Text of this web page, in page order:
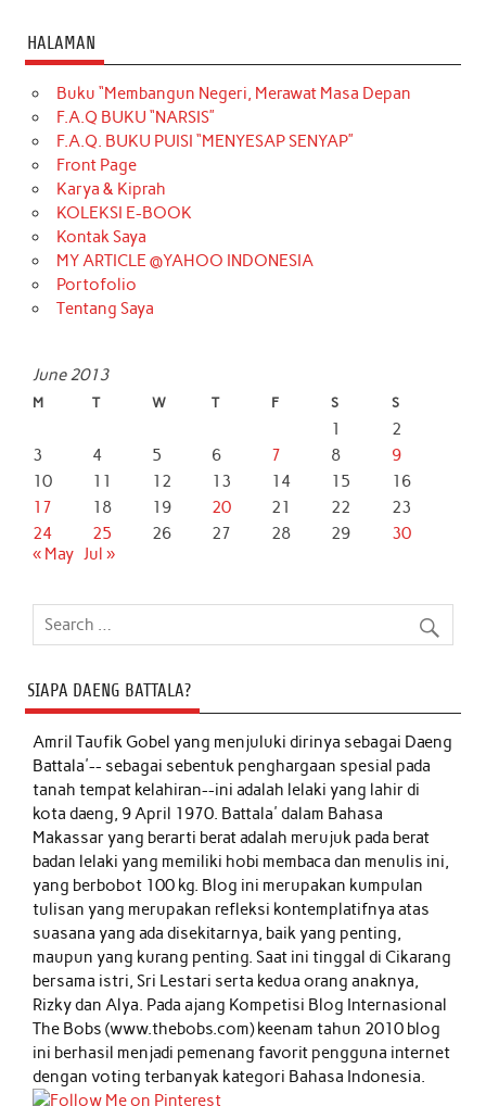
HALAMAN
Buku “Membangun Negeri, Merawat Masa Depan
F.A.Q BUKU “NARSIS”
F.A.Q. BUKU PUISI “MENYESAP SENYAP”
Front Page
Karya & Kiprah
KOLEKSI E-BOOK
Kontak Saya
MY ARTICLE @YAHOO INDONESIA
Portofolio
Tentang Saya
June 2013
M T W T F S S
1
2
3
4 5 6 7 8
9
10
11 12 13 14 15
16
17
18 19 20 21 22
23
24
25 26 27 28 29
30
« May Jul »
SIAPA DAENG BATTALA?
Amril Taufik Gobelyang menjuluki dirinya sebagai Daeng
Battala'-- sebagai sebentuk penghargaan spesial pada
tanah tempat kelahiran--ini adalah lelaki yang lahir di
kota daeng, 9 April 1970. Battala' dalam Bahasa
Makassar yang berarti berat adalah merujuk pada berat
badan lelaki yang memiliki hobi membaca dan menulis ini,
yang berbobot 100 kg. Blog ini merupakan kumpulan
tulisan yang merupakan refleksi kontemplatifnya atas
suasana yang ada disekitarnya, baik yang penting,
maupun yang kurang penting. Saat ini tinggal di Cikarang
bersama istri, Sri Lestari serta kedua orang anaknya,
Rizky dan Alya. Pada ajang Kompetisi Blog Internasional
The Bobs (www.thebobs.com) keenam tahun 2010 blog
ini berhasil menjadi pemenang favorit pengguna internet
dengan voting terbanyak kategori Bahasa Indonesia.